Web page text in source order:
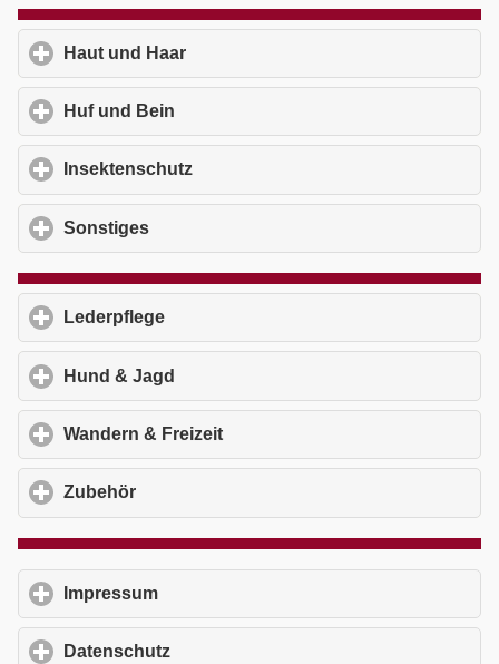
Haut und Haar
Huf und Bein
Insektenschutz
Sonstiges
Lederpflege
Hund & Jagd
Wandern & Freizeit
Zubehör
Impressum
Datenschutz